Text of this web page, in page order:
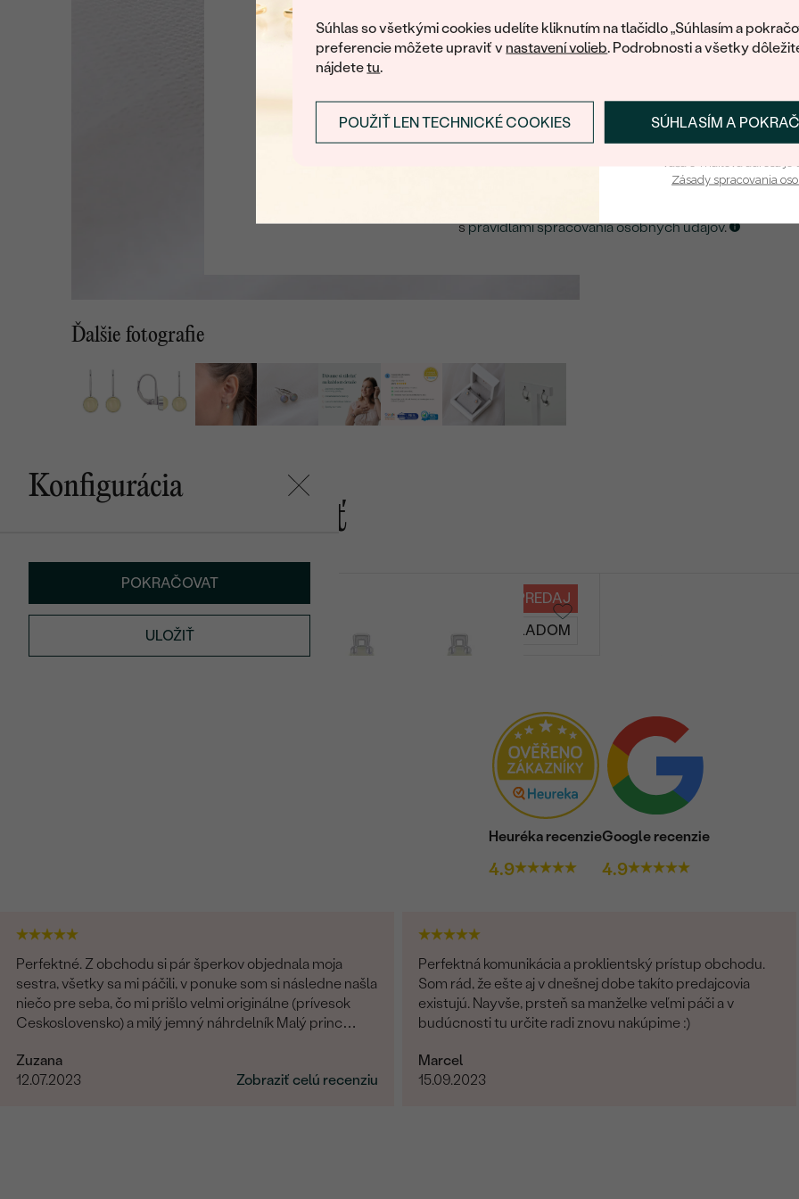
Súhlas so všetkými cookies udelíte kliknutím na tlačidlo „Súhlasím a
preferencie môžete upraviť v nastavení volieb. Podrobnosti a všetky
nájdetetu.
SÚHLASÍM A
POUŽIŤ LEN TECHNICKÉ COOKIES
Ďalšie fotografie
Konfigurácia
POKRAČOVAT
ULOŽIŤ
Mohlo by sa vám páčiť
Darya
€ 129€ 98
VÝPREDAJ
SKLADOM
Heuréka recenzie
4.9
Google recenzie
4.9
Perfektné. Z obchodu si pár šperkov objednala moja
sestra, všetky sa mi páčili, v ponuke som si následne našla
niečo pre seba, čo mi prišlo velmi originálne (prívesok
Ceskoslovensko) a milý jemný náhrdelník Malý princ
Obchod a tovar odporúčam, kto hladá šperk, urcite si
nájde to svoje.
Zuzana
12.07.2023
Zobraziť celú recenziu
Perfektná komunikácia a proklientský prístup obchodu.
Som rád, že ešte aj v dnešnej dobe takíto predajcovia
existujú. Nayvše, prsteň sa manželke veľmi páči a v
budúcnosti tu určite radi znovu nakúpime :)
Marcel
15.09.2023
U nás na vás stále čaká množstvo podobných produktov. Pokiaľ chcete byť
šperku, nechajte nám svoj e-mail.
ZASLAŤ UPOZORNENIE NA TENTO
spravidlami spracovania osobných údajov.
Prihlásiť sa a
Zásady spracovania